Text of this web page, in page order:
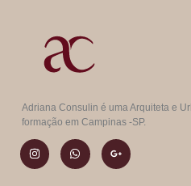
Adriana Consulin é uma Arquiteta e
formação em Campinas -SP.